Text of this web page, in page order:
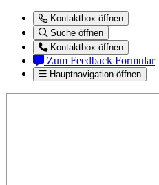
Kontaktbox öffnen
Suche öffnen
Kontaktbox öffnen
Zum Feedback Formular
Hauptnavigation öffnen